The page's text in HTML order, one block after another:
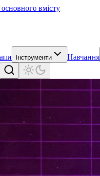
вмісту
Інструменти Навчання